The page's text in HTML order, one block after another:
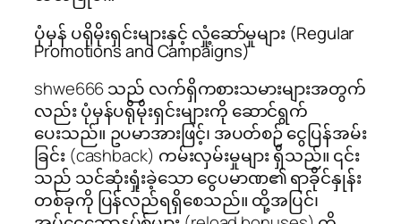
ပုံမှန် ပရိုမိုးရှင်းများနှင့် လှုံ့ဆော်မှုများ (Regular
Promotions and Campaigns)
shwe666 သည် လက်ရှိကစားသမားများအတွက်
လည်း ပုံမှန်ပရိုမိုးရှင်းများကို ဆောင်ရွက်
ပေးသည်။ ဥပမာအားဖြင့်၊ အပတ်စဉ် ငွေပြန်အမ်း
ခြင်း (cashback) ကမ်းလှမ်းမှုများ ရှိသည်။ ၎င်း
သည် သင်ဆုံးရှုံးခဲ့သော ငွေပမာဏ၏ ရာခိုင်နှုန်း
တစ်ခုကို ပြန်လည်ရရှိစေသည်။ ထို့အပြင်၊